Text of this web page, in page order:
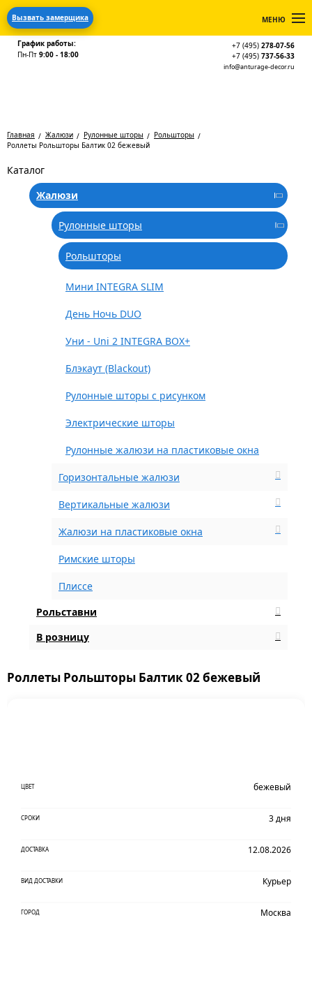
Вызвать замерщика МЕНЮ
График работы:
Пн-Пт 9:00 - 18:00
+7 (495) 278-07-56
+7 (495) 737-56-33
info@anturage-decor.ru
Главная Жалюзи Рулонные шторы
Рольшторы
Роллеты Рольшторы Балтик 02 бежевый
Каталог
Жалюзи
Рулонные шторы
Рольшторы
Мини INTEGRA SLIM
День Ночь DUO
Уни - Uni 2 INTEGRA BOX+
Блэкаут (Blackout)
Рулонные шторы с рисунком
Электрические шторы
Рулонные жалюзи на пластиковые окна
Горизонтальные жалюзи
Вертикальные жалюзи
Жалюзи на пластиковые окна
Римские шторы
Плиссе
Рольставни
В розницу
Роллеты Рольшторы Балтик 02 бежевый
ЦВЕТ бежевый
СРОКИ 3 дня
ДОСТАВКА 12.08.2026
ВИД ДОСТАВКИ Курьер
ГОРОД Москва